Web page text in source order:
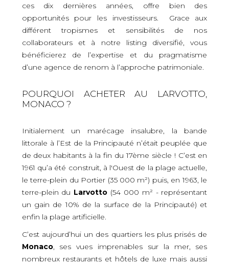
ces dix dernières années, offre bien des
opportunités pour les investisseurs. Grace aux
différent tropismes et sensibilités de nos
collaborateurs et à notre listing diversifié, vous
bénéficierez de l’expertise et du pragmatisme
d’une agence de renom à l’approche patrimoniale.
POURQUOI ACHETER AU LARVOTTO,
MONACO ?
Initialement un marécage insalubre, la bande
littorale à l’Est de la Principauté n’était peuplée que
de deux habitants à la fin du 17ème siècle ! C’est en
1961 qu’a été construit, à l'Ouest de la plage actuelle,
le terre-plein du Portier (35 000 m²) puis, en 1963, le
terre-plein du Larvotto (54 000 m² - représentant
un gain de 10% de la surface de la Principauté) et
enfin la plage artificielle.
C’est aujourd’hui un des quartiers les plus prisés de
Monaco, ses vues imprenables sur la mer, ses
nombreux restaurants et hôtels de luxe mais aussi